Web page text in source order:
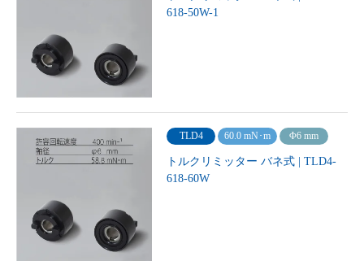
618-50W-1
TLD4 60.0 mN･m Φ6 mm
トルクリミッター バネ式 | TLD4-
618-60W